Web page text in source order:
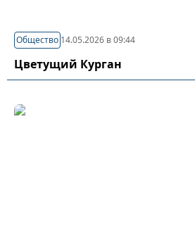
Общество 14.05.2026 в 09:44
Цветущий Курган